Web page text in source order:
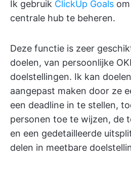
Ik gebruik ClickUp Goals
centrale hub te beheren.
Deze functie is zeer
doelen, van persoonlijke
doelstellingen. Ik kan
aangepast maken door ze
een deadline in te stellen,
personen toe te wijzen, de
en een gedetailleerde
delen in meetbare